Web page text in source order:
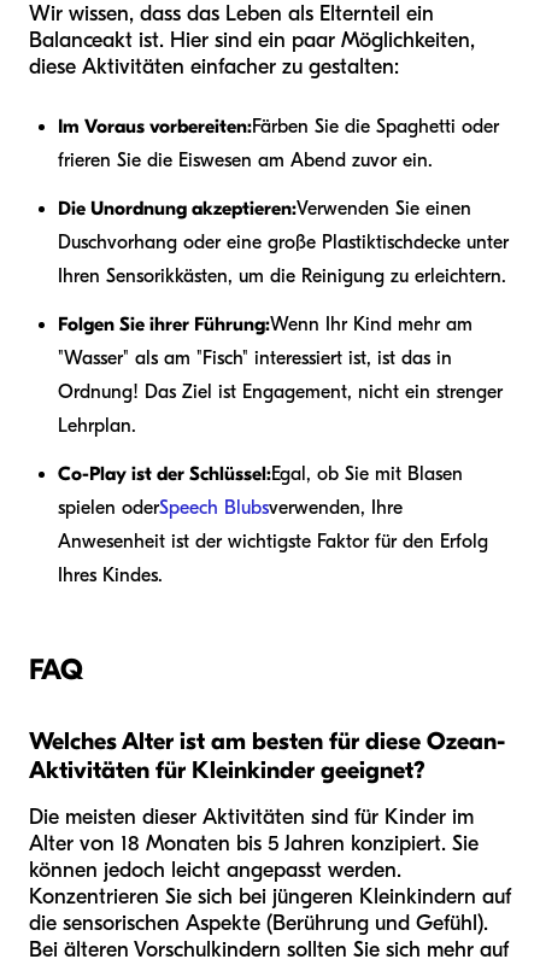
Wir wissen, dass das Leben als Elternteil ein
Balanceakt ist. Hier sind ein paar Möglichkeiten,
diese Aktivitäten einfacher zu gestalten:
Im Voraus vorbereiten:Färben Sie die Spaghetti oder
frieren Sie die Eiswesen am Abend zuvor ein.
Die Unordnung akzeptieren:Verwenden Sie einen
Duschvorhang oder eine große Plastiktischdecke unter
Ihren Sensorikkästen, um die Reinigung zu erleichtern.
Folgen Sie ihrer Führung:Wenn Ihr Kind mehr am
"Wasser" als am "Fisch" interessiert ist, ist das in
Ordnung! Das Ziel ist Engagement, nicht ein strenger
Lehrplan.
Co-Play ist der Schlüssel:Egal, ob Sie mit Blasen
spielen oderSpeech Blubsverwenden, Ihre
Anwesenheit ist der wichtigste Faktor für den Erfolg
Ihres Kindes.
FAQ
Welches Alter ist am besten für diese Ozean-
Aktivitäten für Kleinkinder geeignet?
Die meisten dieser Aktivitäten sind für Kinder im
Alter von 18 Monaten bis 5 Jahren konzipiert. Sie
können jedoch leicht angepasst werden.
Konzentrieren Sie sich bei jüngeren Kleinkindern auf
die sensorischen Aspekte (Berührung und Gefühl).
Bei älteren Vorschulkindern sollten Sie sich mehr auf